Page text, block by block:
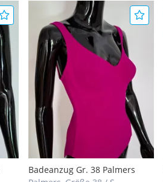
Badeanzug Gr. 38 Palmers